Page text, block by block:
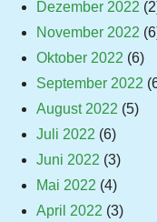
Dezember 2022
November 2022
Oktober 2022 (6)
September 2022
August 2022 (5)
Juli 2022 (6)
Juni 2022 (3)
Mai 2022 (4)
April 2022 (3)